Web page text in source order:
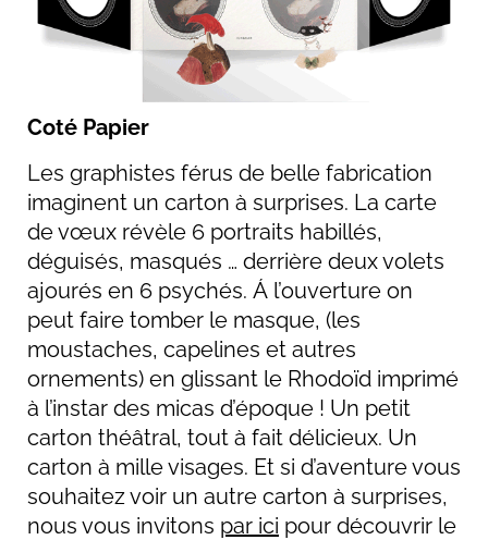
Coté Papier
Les graphistes férus de belle fabrication
imaginent un carton à surprises. La carte
de vœux révèle 6 portraits habillés,
déguisés, masqués … derrière deux volets
ajourés en 6 psychés. Á l’ouverture on
peut faire tomber le masque, (les
moustaches, capelines et autres
ornements) en glissant le Rhodoïd imprimé
à l’instar des micas d’époque ! Un petit
carton théâtral, tout à fait délicieux. Un
carton à mille visages. Et si d’aventure vous
souhaitez voir un autre carton à surprises,
nous vous invitons par ici pour découvrir le